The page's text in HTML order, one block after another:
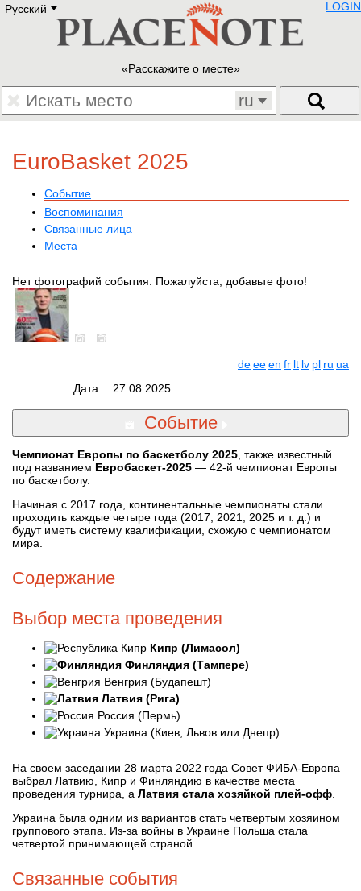
Русский E
Deutsch
Francais
Polski
Eestikeelne
LOGIN
Расскажите о месте
ru
EuroBasket 2025
Событие
Воспоминания
Связанные лица
Места
Нет фотографий события. Пожалуйста, добавьте фото!
deeeen fr lt lv pl ru ua
Дата:
27.08.2025
Событие
Чемпионат Европы по баскетболу 2025 , также известный
под названием Евробаскет-2025 — 42-й чемпионат Европы
по баскетболу.
Начиная с 2017 года, континентальные чемпионаты стали
проходить каждые четыре года (2017, 2021, 2025 и т. д.) и
будут иметь систему квалификации, схожую с чемпионатом
мира.
Содержание
Выбор места проведения
Кипр (Лимасол)
Финляндия (Тампере)
Венгрия (Будапешт)
Латвия (Рига)
Россия (Пермь)
Украина (Киев, Львов или Днепр)
На своем заседании 28 марта 2022 года Совет ФИБА-Европа
выбрал Латвию, Кипр и Финляндию в качестве места
проведения турнира, а Латвия стала хозяйкой плей-офф
Украина была одним из вариантов стать четвертым хозяином
группового этапа. Из-за войны в Украине Польша стала
четвертой принимающей страной.
Связанные события